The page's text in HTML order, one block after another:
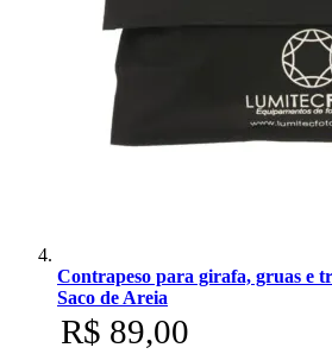
Contrapeso para girafa, gruas e
Saco de Areia
R$ 89,00